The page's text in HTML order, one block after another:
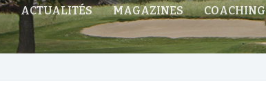
ACTUALITÉS MAGAZINES COACHING